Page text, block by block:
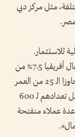
مثل مركز دبي
مصر.
للاستثمار.
وأوضحت: «تحتضن منطقة الشرق الأوسط وشمال أفريقيا 7.5% من
إجمالي سكان العالم، ويُشكل الشباب ممن لم يتجاوزا الـ 25 من العمر
نسبة 50% من إجمالي سكان المنطقة، الذين يصل تعدادهم لـ 600
عملاء منفتحة